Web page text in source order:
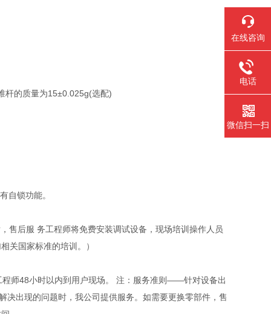
杆的质量为15±0.025g(选配)
自锁功能。
售后服 务工程师将免费安装调试设备，现场培训操作人员
关国家标准的培训。）
师48小时以内到用户现场。 注：服务准则——针对设备出
决出现的问题时，我公司提供服务。如需要更换零部件，售
在线咨询
电话
微信扫一扫